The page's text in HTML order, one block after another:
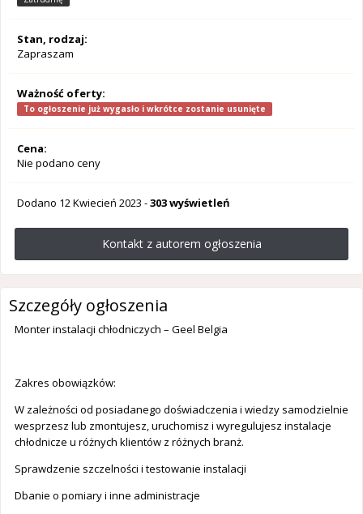
Stan, rodzaj:
Zapraszam
Ważność oferty:
To ogłoszenie już wygasło i wkrótce zostanie usunięte
Cena:
Nie podano ceny
Dodano 12 Kwiecień 2023 -303 wyświetleń
Kontakt z autorem ogłoszenia
Szczegóły ogłoszenia
Monter instalacji chłodniczych – Geel Belgia
Zakres obowiązków:
W zależności od posiadanego doświadczenia i wiedzy samodzielnie
wesprzesz lub zmontujesz, uruchomisz i wyregulujesz instalacje
chłodnicze u różnych klientów z różnych branż.
Sprawdzenie szczelności i testowanie instalacji
Dbanie o pomiary i inne administracje